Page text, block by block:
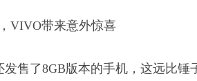
售了8GB版本的手机，这远比锤